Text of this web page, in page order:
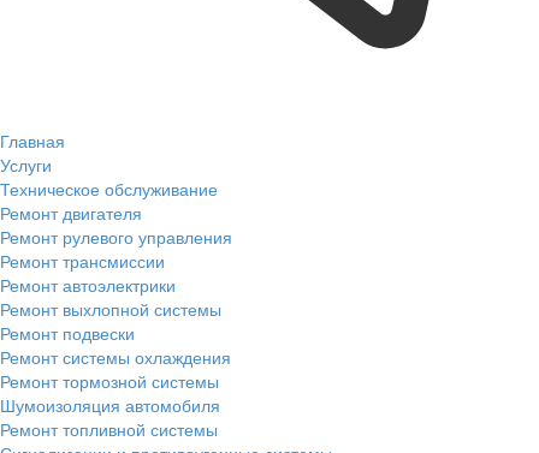
Главная
Услуги
Техническое обслуживание
Ремонт двигателя
Ремонт рулевого управления
Ремонт трансмиссии
Ремонт автоэлектрики
Ремонт выхлопной системы
Ремонт подвески
Ремонт системы охлаждения
Ремонт тормозной системы
Шумоизоляция автомобиля
Ремонт топливной системы